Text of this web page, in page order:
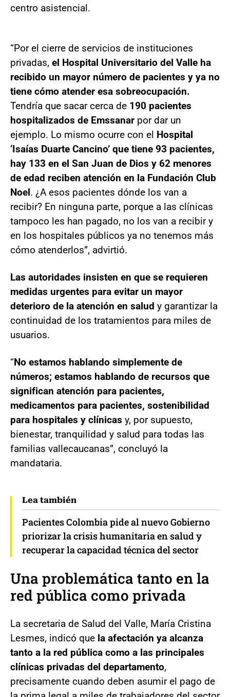
centro asistencial.
“Por el cierre de servicios de instituciones
privadas, el Hospital Universitario del Valle ha
recibido un mayor número de pacientes y ya no
tiene cómo atender esa sobreocupación.
Tendría que sacar cerca de 190 pacientes
hospitalizados de Emssanar por dar un
ejemplo. Lo mismo ocurre con el Hospital
‘Isaías Duarte Cancino’ que tiene 93 pacientes,
hay 133 en el San Juan de Dios y 62 menores
de edad reciben atención en la Fundación Club
Noel. ¿A esos pacientes dónde los van a
recibir? En ninguna parte, porque a las clínicas
tampoco les han pagado, no los van a recibir y
en los hospitales públicos ya no tenemos más
cómo atenderlos”, advirtió.
Las autoridades insisten en que se requieren
medidas urgentes para evitar un mayor
deterioro de la atención en salud y garantizar la
continuidad de los tratamientos para miles de
usuarios.
“No estamos hablando simplemente de
números; estamos hablando de recursos que
significan atención para pacientes,
medicamentos para pacientes, sostenibilidad
para hospitales y clínicas y, por supuesto,
bienestar, tranquilidad y salud para todas las
familias vallecaucanas”, concluyó la
mandataria.
Lea también
Pacientes Colombia pide al nuevo Gobierno
priorizar la crisis humanitaria en salud y
recuperar la capacidad técnica del sector
Una problemática tanto en la
red pública como privada
La secretaria de Salud del Valle, María Cristina
Lesmes, indicó que la afectación ya alcanza
tanto a la red pública como a las principales
clínicas privadas del departamento,
precisamente cuando deben asumir el pago de